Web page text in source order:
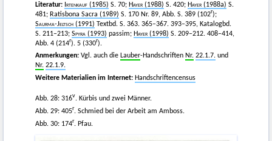
Literatur: Irtenkauf (1985) S. 70; Hayer (1988) S. 420; Hayer (1988a) S.
481; Ratisbona Sacra (1989) S. 170 Nr. 89, Abb. S. 389 (102r);
Saurma-Jeltsch (1991) Textbd. S. 363. 365–367. 393–395, Katalogbd.
S. 211–213; Spyra (1993) passim; Hayer (1998) S. 209–212. 408–414,
Abb. 4 (214r). 5 (330r).
Anmerkungen: Vgl. auch die Lauber-Handschriften Nr. 22.1.7. und
Nr. 22.1.9.
Weitere Materialien im Internet: Handschriftencensus
Abb. 28: 316v. Kürbis und zwei Männer.
Abb. 29: 405r. Schmied bei der Arbeit am Amboss.
Abb. 30: 174r. Pfau.